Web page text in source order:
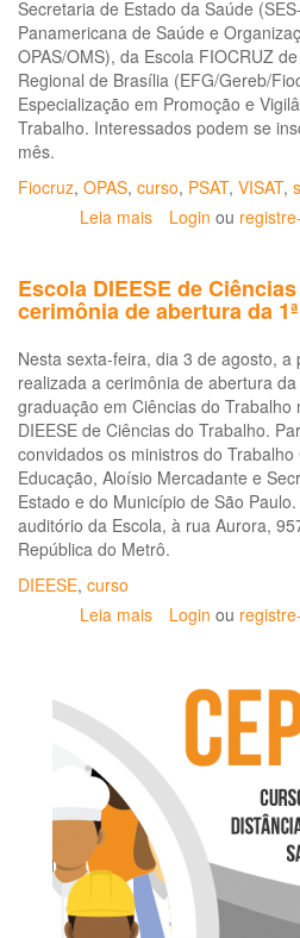
Secretaria de Estado da Saúde
Panamericana de Saúde e
OPAS/OMS), da Escola FIOCRUZ
Regional de Brasília (EFG/Gereb/
Especialização em Promoção e
Trabalho. Interessados podem se
mês.
Fiocruz, OPAS, curso, PSAT, VISAT,
Leia mais sobre
e
Fiocruz
Especialização
em
Promoção
e
Vigilância
em
Saúde,
Ambiente
e
Login ou
Escola DIEESE de
cerimônia de abertura da
Nesta sexta-feira, dia 3 de agosto,
realizada a cerimônia de abertura
graduação em Ciências do Trabalho
DIEESE de Ciências do Trabalho.
convidados os ministros do
Educação, Aloísio Mercadante e
Estado e do Município de São
auditório da Escola, à rua Aurora,
República do Metrô.
DIEESE, curso
Leia mais sobre
Ciências
Trabalho
faz
cerimônia
de
abertura
da
1ª
turma
Login ou